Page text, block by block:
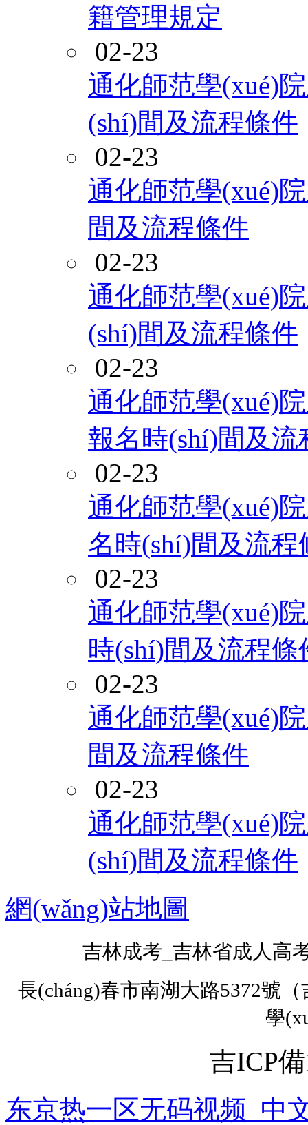
籍管理規定
02-23
通化師范學(xué)
(shí)間及流程條件
02-23
通化師范學(xué)
間及流程條件
02-23
通化師范學(xué)
(shí)間及流程條件
02-23
通化師范學(xué)
報名時(shí)間及流
02-23
通化師范學(xué)
名時(shí)間及流程
02-23
通化師范學(xué)
時(shí)間及流程條
02-23
通化師范學(xué)
間及流程條件
02-23
通化師范學(xué)
(shí)間及流程條件
網(wǎng)站地圖
吉林成考 吉林省成人高
長(cháng)春市南湖大路5372號
學
吉ICP
东京热一区无码视频_中